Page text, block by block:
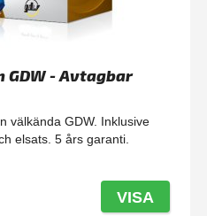
- Avtagbar
välkända GDW. Inklusive
elsats. 5 års garanti.
VISA